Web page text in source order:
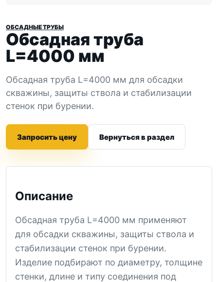
ОБСАДНЫЕ ТРУБЫ
Обсадная труба
L=4000 мм
Обсадная труба L=4000 мм для обсадки
скважины, защиты ствола и стабилизации
стенок при бурении.
Запросить цену Вернуться в раздел
Описание
Обсадная труба L=4000 мм применяют
для обсадки скважины, защиты ствола и
стабилизации стенок при бурении.
Изделие подбирают по диаметру, толщине
стенки, длине и типу соединения под